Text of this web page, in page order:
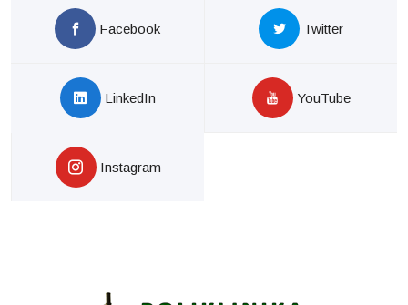
Facebook Twitter
LinkedIn YouTube
Instagram